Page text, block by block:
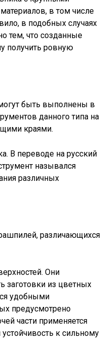
в том числе
в подобных случаях
тем, что созданные
получить ровную
быть выполнены в
данного типа на
краями.
В переводе на русский
назывался
различных
различающихся
Они
заготовки из цветных
удобными
предусмотрено
части применяется
к сильному